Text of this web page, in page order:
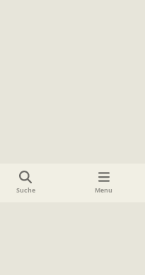
Suche Menu